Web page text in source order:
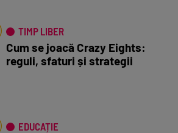
TIMP LIBER
Cum se joacă Crazy Eights:
reguli, sfaturi și strategii
EDUCAȚIE